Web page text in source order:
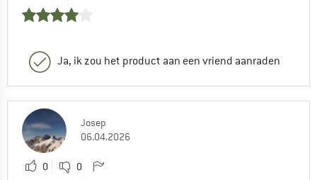
Ja, ik zou het product aan een vriend aanraden
Josep
06.04.2026
0 0